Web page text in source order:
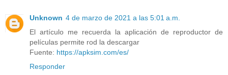
Unknown 4 de marzo de 2021 a las 5:01 a.m.
El artículo me recuerda la aplicación de reproductor de
películas permite rod la descargar
Fuente: https://apksim.com/es/
Responder